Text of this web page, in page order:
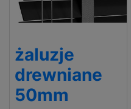
żaluzje
drewniane
50mm